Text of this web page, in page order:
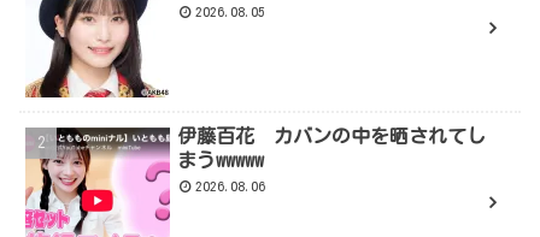
2026.08.05
伊藤百花 カバンの中を晒されてし
まうwwwww
2026.08.06